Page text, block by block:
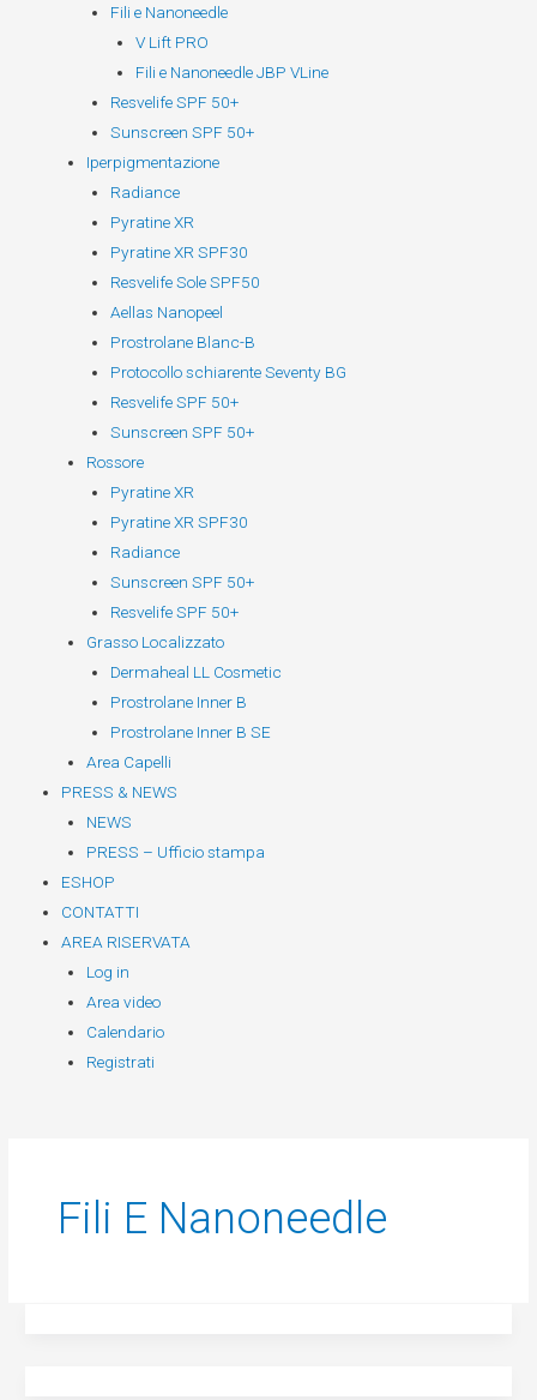
Fili e Nanoneedle
V Lift PRO
Fili e Nanoneedle JBP VLine
Resvelife SPF 50+
Sunscreen SPF 50+
Iperpigmentazione
Radiance
Pyratine XR
Pyratine XR SPF30
Resvelife Sole SPF50
Aellas Nanopeel
Prostrolane Blanc-B
Protocollo schiarente Seventy BG
Resvelife SPF 50+
Sunscreen SPF 50+
Rossore
Pyratine XR
Pyratine XR SPF30
Radiance
Sunscreen SPF 50+
Resvelife SPF 50+
Grasso Localizzato
Dermaheal LL Cosmetic
Prostrolane Inner B
Prostrolane Inner B SE
Area Capelli
PRESS & NEWS
NEWS
PRESS – Ufficio stampa
ESHOP
CONTATTI
AREA RISERVATA
Log in
Area video
Calendario
Registrati
Fili E Nanoneedle